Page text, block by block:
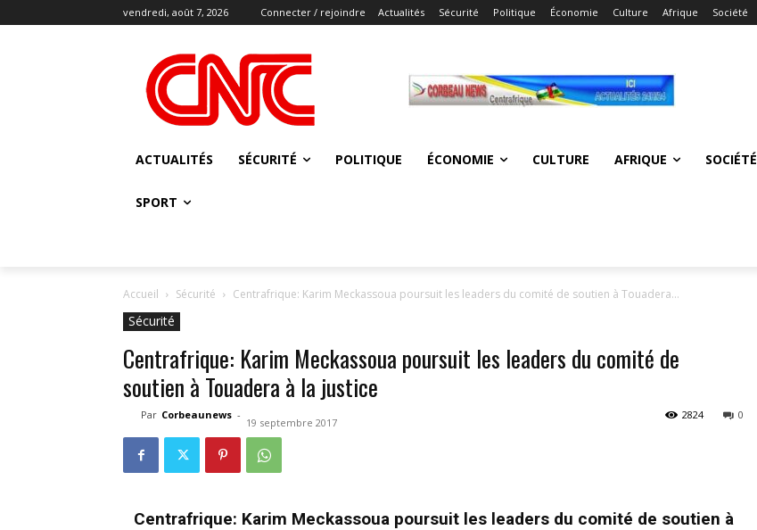
vendredi, août 7, 2026 Connecter / rejoindre Actualités Sécurité Politique Économie Culture Afrique Société
ACTUALITÉS SÉCURITÉ POLITIQUE ÉCONOMIE CULTURE AFRIQUE SOCIÉTÉ
SPORT
Accueil Sécurité Centrafrique: Karim Meckassoua poursuit les leaders du comité de soutien à Touadera...
Sécurité
Centrafrique: Karim Meckassoua poursuit les leaders du comité de
soutien à Touadera à la justice
Par Corbeaunews -
19 septembre 2017
0
2824
Centrafrique: Karim Meckassoua poursuit les leaders du comité de soutien à